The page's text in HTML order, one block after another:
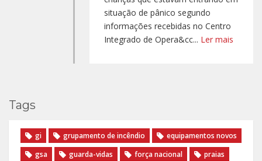
situação de pânico segundo
informações recebidas no Centro
Integrado de Opera&cc... Ler mais
Tags
gi grupamento de incêndio
equipamentos novos
gsa
guarda-vidas força nacional
praias